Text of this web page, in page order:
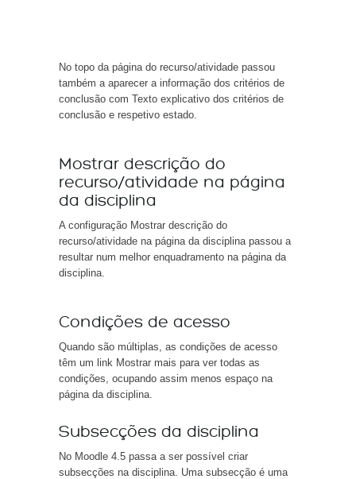
No topo da página do recurso/atividade passou
também a aparecer a informação dos critérios de
conclusão com Texto explicativo dos critérios de
conclusão e respetivo estado.
Mostrar descrição do
recurso/atividade na página
da disciplina
A configuração Mostrar descrição do
recurso/atividade na página da disciplina passou a
resultar num melhor enquadramento na página da
disciplina.
Condições de acesso
Quando são múltiplas, as condições de acesso
têm um link Mostrar mais para ver todas as
condições, ocupando assim menos espaço na
página da disciplina.
Subsecções da disciplina
No Moodle 4.5 passa a ser possível criar
subsecções na disciplina. Uma subsecção é uma